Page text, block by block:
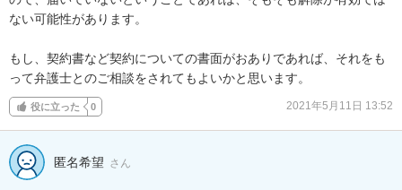
ない可能性があります。
もし、契約書など契約についての書面がおありであれば、それをも
って弁護士とのご相談をされてもよいかと思います。
役に立った 0 2021年5月11日 13:52
匿名希望 さん